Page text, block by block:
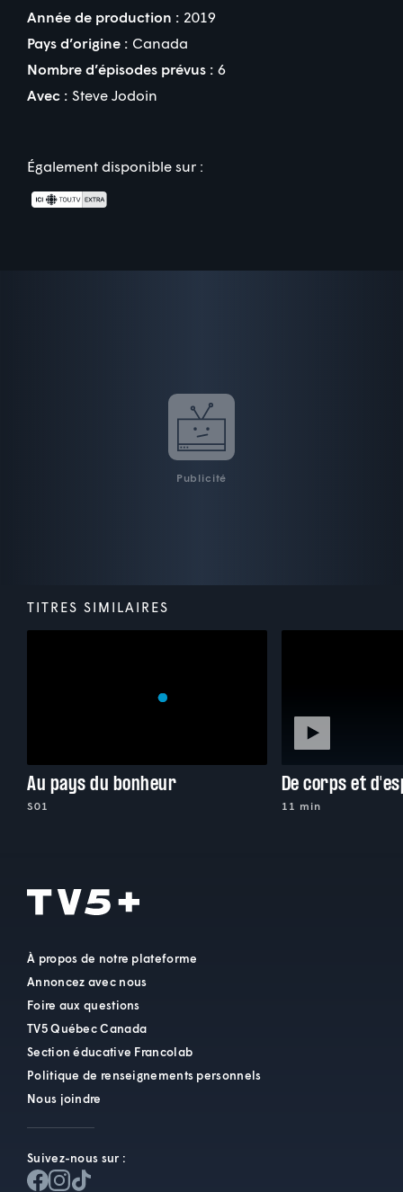
Année de production : 2019
Pays d’origine : Canada
Nombre d’épisodes prévus : 6
Avec : Steve Jodoin
Également disponible sur :
Publicité
TITRES SIMILAIRES
Au pays du bonheur
S01
De corps et
11 min
À propos de notre plateforme
Annoncez avec nous
Foire aux questions
TV5 Québec Canada
Section éducative Francolab
Politique de renseignements personnels
Nous joindre
Suivez-nous sur :